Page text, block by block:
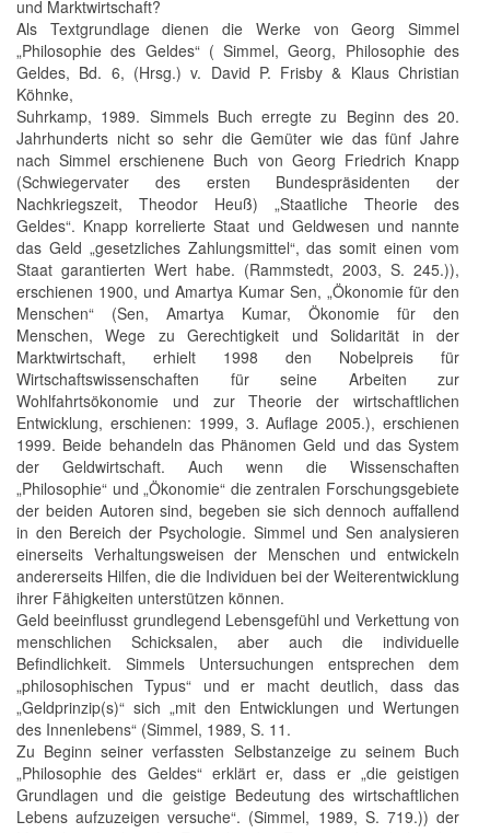
und Marktwirtschaft?
Als Textgrundlage dienen die Werke von Georg Simmel
„Philosophie des Geldes“ ( Simmel, Georg, Philosophie des
Geldes, Bd. 6, (Hrsg.) v. David P. Frisby & Klaus Christian
Köhnke,
Suhrkamp, 1989. Simmels Buch erregte zu Beginn des 20.
Jahrhunderts nicht so sehr die Gemüter wie das fünf Jahre
nach Simmel erschienene Buch von Georg Friedrich Knapp
(Schwiegervater des ersten Bundespräsidenten der
Nachkriegszeit, Theodor Heuß) „Staatliche Theorie des
Geldes“. Knapp korrelierte Staat und Geldwesen und nannte
das Geld „gesetzliches Zahlungsmittel“, das somit einen vom
Staat garantierten Wert habe. (Rammstedt, 2003, S. 245.)),
erschienen 1900, und Amartya Kumar Sen, „Ökonomie für den
Menschen“ (Sen, Amartya Kumar, Ökonomie für den
Menschen, Wege zu Gerechtigkeit und Solidarität in der
Marktwirtschaft, erhielt 1998 den Nobelpreis für
Wirtschaftswissenschaften für seine Arbeiten zur
Wohlfahrtsökonomie und zur Theorie der wirtschaftlichen
Entwicklung, erschienen: 1999, 3. Auflage 2005.), erschienen
1999. Beide behandeln das Phänomen Geld und das System
der Geldwirtschaft. Auch wenn die Wissenschaften
„Philosophie“ und „Ökonomie“ die zentralen Forschungsgebiete
der beiden Autoren sind, begeben sie sich dennoch auffallend
in den Bereich der Psychologie. Simmel und Sen analysieren
einerseits Verhaltungsweisen der Menschen und entwickeln
andererseits Hilfen, die die Individuen bei der Weiterentwicklung
ihrer Fähigkeiten unterstützen können.
Geld beeinflusst grundlegend Lebensgefühl und Verkettung von
menschlichen Schicksalen, aber auch die individuelle
Befindlichkeit. Simmels Untersuchungen entsprechen dem
„philosophischen Typus“ und er macht deutlich, dass das
„Geldprinzip(s)“ sich „mit den Entwicklungen und Wertungen
des Innenlebens“ (Simmel, 1989, S. 11.
Zu Beginn seiner verfassten Selbstanzeige zu seinem Buch
„Philosophie des Geldes“ erklärt er, dass er „die geistigen
Grundlagen und die geistige Bedeutung des wirtschaftlichen
Lebens aufzuzeigen versuche“. (Simmel, 1989, S. 719.)) der